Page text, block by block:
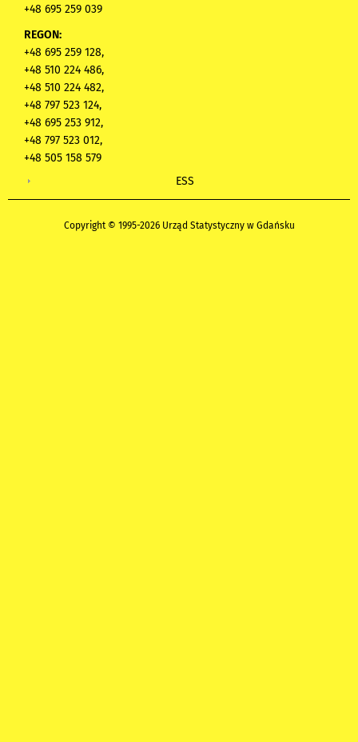
+48 695 259 039
REGON:
+48 695 259 128,
+48 510 224 486,
+48 510 224 482,
+48 797 523 124,
+48 695 253 912,
+48 797 523 012,
+48 505 158 579
ESS
Copyright © 1995-2026 Urząd Statystyczny w Gdańsku